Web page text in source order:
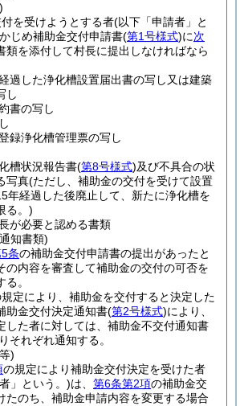
を受けようとする者(以下「申請者」と
じめ補助金交付申請書(第1号様式)に次
類を添付して村長に提出しなければなら
過した浄化槽設置届出書の写し又は建築
し
書の写し
録浄化槽管理票の写し
槽状況報告書(第8号様式)及び不具合の状
写真(ただし、補助金の交付を受けて設置
年経過した後廃止して、新たに浄化槽を
る。)
が必要と認める書類
知書類)
条の補助金交付申請書の提出があったと
の内容を審査して補助金の交付の可否を
。
定により、補助金を交付すると決定した
助金交付決定通知書(第2号様式)により、
した者に対しては、補助金不交付通知書
それぞれ通知する。
)
の規定により補助金交付決定を受けた者
」という。)は、 第6条第2項の補助金交
たのち、補助金申請内容を変更する場合